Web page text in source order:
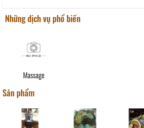
Những dịch vụ phổ biến
Massage
Sản phẩm